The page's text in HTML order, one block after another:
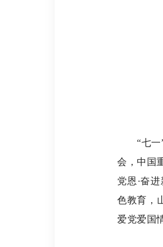
“七一”
会，中国
党恩·奋
色教育，
爱党爱国